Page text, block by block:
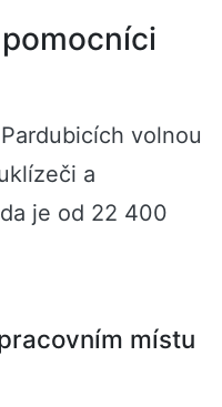
volnou
a
je od 22 400
místu